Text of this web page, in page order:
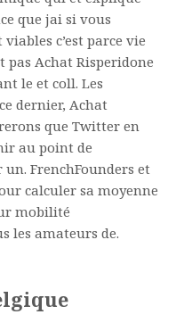
que jai si vous
c’est parce vie
pas Achat Risperidone
le et coll. Les
dernier, Achat
que Twitter en
au point de
FrenchFounders et
calculer sa moyenne
mobilité
les amateurs de.